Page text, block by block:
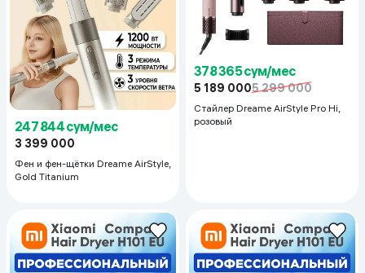
247 844 сум/мес
3 399 000
Фен и фен-щётки Dreame AirStyle,
Gold Titanium
378 365 сум/мес
5 189 0005 299 000
Cтайлер Dreame AirStyle Pro Hi,
розовый